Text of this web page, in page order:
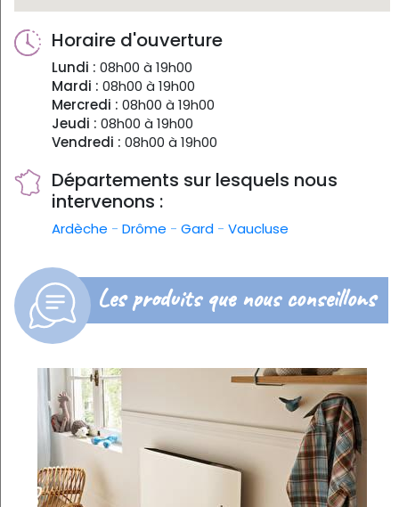
Horaire d'ouverture
Lundi : 08h00 à 19h00
Mardi : 08h00 à 19h00
Mercredi : 08h00 à 19h00
Jeudi : 08h00 à 19h00
Vendredi : 08h00 à 19h00
Départements sur lesquels nous
intervenons :
Ardèche - Drôme - Gard - Vaucluse
Les produits que nous conseillons